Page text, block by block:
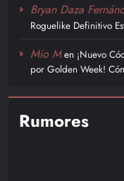
Bryan Daza
Roguelike Definitivo
Mio Men ¡Nuevo
por Golden Week!
Rumores